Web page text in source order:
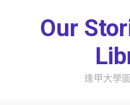
Our
逢甲大學